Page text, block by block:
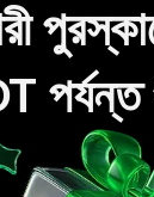
পর্যন্ত